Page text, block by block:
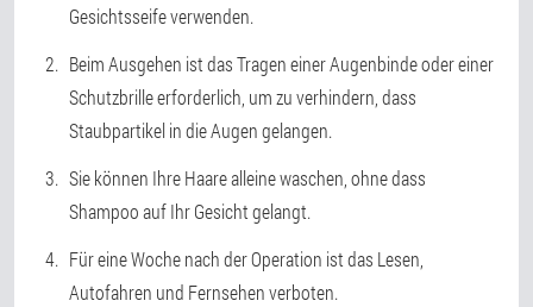
Gesichtsseife verwenden.
Beim Ausgehen ist das Tragen einer Augenbinde oder einer
Schutzbrille erforderlich, um zu verhindern, dass
Staubpartikel in die Augen gelangen.
Sie können Ihre Haare alleine waschen, ohne dass
Shampoo auf Ihr Gesicht gelangt.
Für eine Woche nach der Operation ist das Lesen,
Autofahren und Fernsehen verboten.